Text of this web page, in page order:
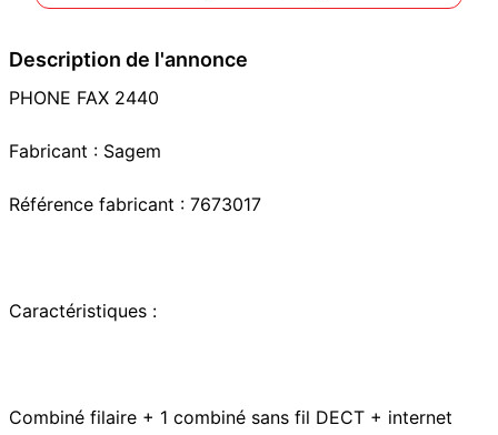
Description de l'annonce
PHONE FAX 2440
Fabricant : Sagem
Référence fabricant : 7673017
Caractéristiques :
Combiné filaire + 1 combiné sans fil DECT + internet